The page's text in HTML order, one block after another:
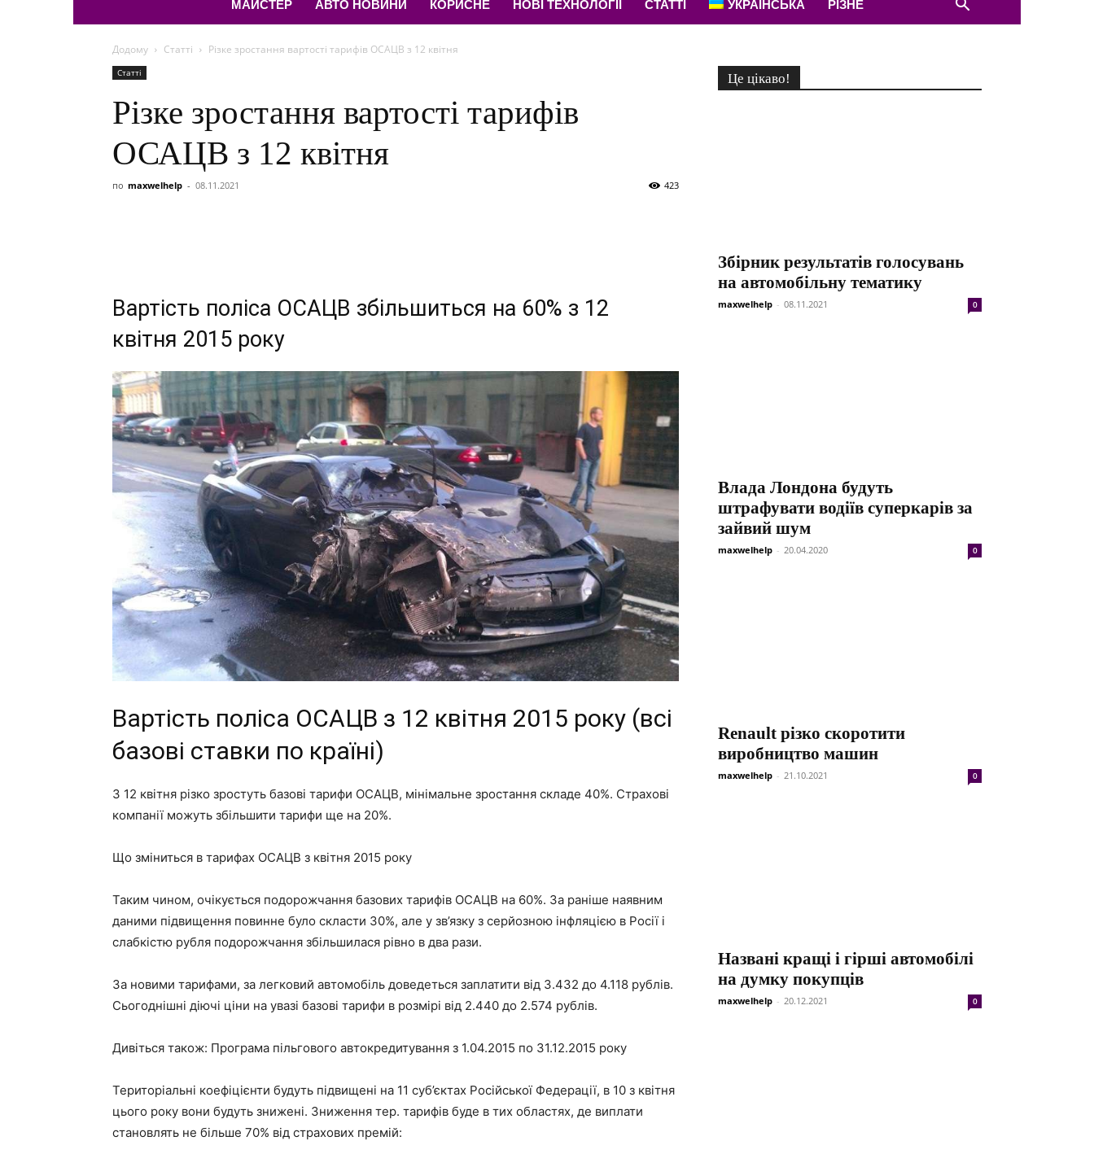
МАЙСТЕР АВТО НОВИНИ КОРИСНЕ НОВІ ТЕХНОЛОГІЇ СТАТТІ УКРАЇНСЬКА РІЗНЕ
Додому Статті Різке зростання вартості тарифів ОСАЦВ з 12 квітня
Статті
Різке зростання вартості тарифів
ОСАЦВ з 12 квітня
по maxwelhelp - 08.11.2021 423
Вартість поліса ОСАЦВ збільшиться на 60% з 12
квітня 2015 року
Вартість поліса ОСАЦВ з 12 квітня 2015 року (всі
базові ставки по країні)
З 12 квітня різко зростуть базові тарифи ОСАЦВ, мінімальне зростання складе 40%. Страхові
компанії можуть збільшити тарифи ще на 20%.
Що зміниться в тарифах ОСАЦВ з квітня 2015 року
Таким чином, очікується подорожчання базових тарифів ОСАЦВ на 60%. За раніше наявним
даними підвищення повинне було скласти 30%, але у зв’язку з серйозною інфляцією в Росії і
слабкістю рубля подорожчання збільшилася рівно в два рази.
За новими тарифами, за легковий автомобіль доведеться заплатити від 3.432 до 4.118 рублів.
Сьогоднішні діючі ціни на увазі базові тарифи в розмірі від 2.440 до 2.574 рублів.
Дивіться також: Програма пільгового автокредитування з 1.04.2015 по 31.12.2015 року
Територіальні коефіцієнти будуть підвищені на 11 суб’єктах Російської Федерації, в 10 з квітня
цього року вони будуть знижені. Зниження тер. тарифів буде в тих областях, де виплати
становлять не більше 70% від страхових премій:
Це цікаво!
Збірник результатів голосувань
на автомобільну тематику
maxwelhelp - 08.11.2021 0
Влада Лондона будуть
штрафувати водіїв суперкарів за
зайвий шум
maxwelhelp - 20.04.2020 0
Renault різко скоротити
виробництво машин
maxwelhelp - 21.10.2021 0
Названі кращі і гірші автомобілі
на думку покупців
maxwelhelp - 20.12.2021 0